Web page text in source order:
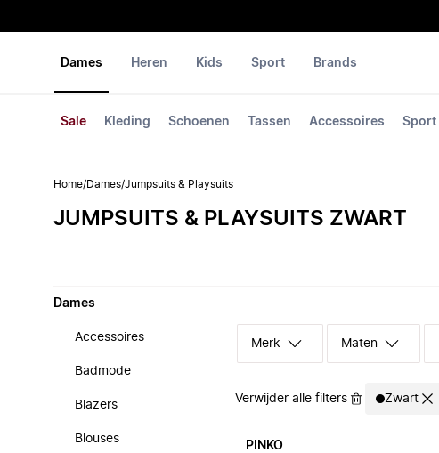
Dames
Sale Kleding Schoenen Tassen Accessoires Sport
Heren Kids Sport Brands
Home/Dames/Jumpsuits & Playsuits
JUMPSUITS & PLAYSUITS ZWART
Dames
Accessoires
Badmode
Blazers
Blouses
Merk Maten
Verwijder alle filters Zwart
PINKO